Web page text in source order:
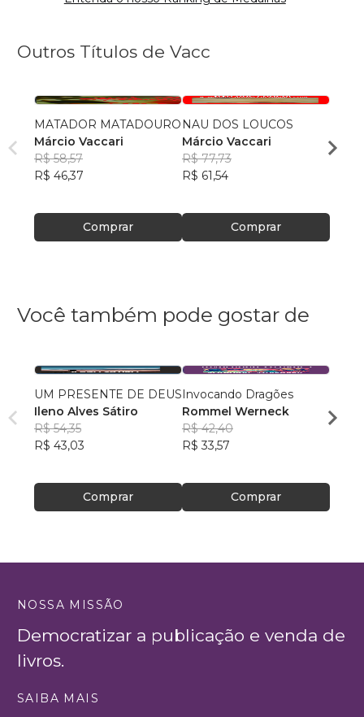
Outros Títulos de Vacc
MATADOR MATADOURO
Márcio Vaccari
R$ 58,57
R$ 46,37
Comprar
NAU DOS LOUCOS
Márcio Vaccari
R$ 77,73
R$ 61,54
Comprar
R$
Você também pode gostar de
UM PRESENTE DE DEUS
Ileno Alves Sátiro
R$ 54,35
R$ 43,03
Comprar
Invocando Dragões
Rommel Werneck
R$ 42,40
R$ 33,57
Comprar
de
R$
NOSSA MISSÃO
Democratizar a publicação e venda de
livros.
SAIBA MAIS